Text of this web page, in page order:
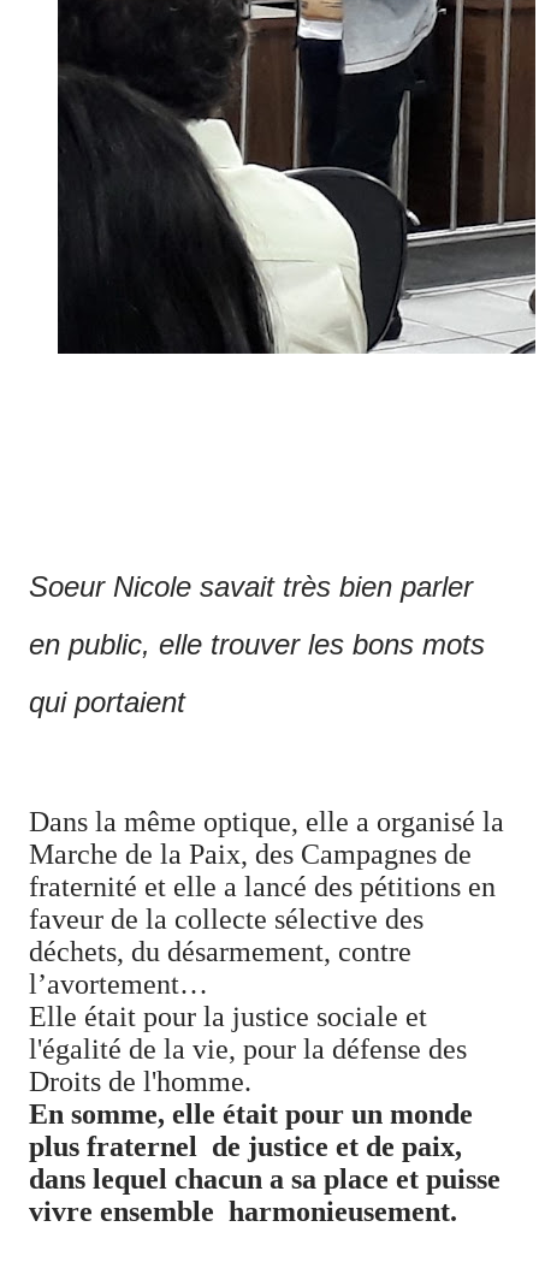
Soeur Nicole savait très bien parler
en public, elle trouver les bons mots
qui portaient
Dans la même optique, elle a organisé la
Marche de la Paix, des Campagnes de
fraternité et elle a lancé des pétitions en
faveur de la collecte sélective des
déchets, du désarmement, contre
l’avortement…
Elle était pour la justice sociale et
l'égalité de la vie, pour la défense des
Droits de l'homme.
En somme, elle était pour un monde
plus fraternel de justice et de paix,
dans lequel chacun a sa place et puisse
vivre ensemble harmonieusement.